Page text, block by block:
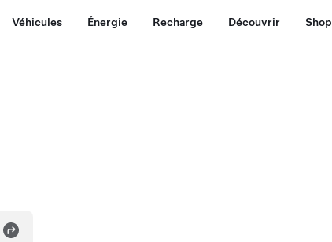
Véhicules Énergie Recharge Découvrir Shop